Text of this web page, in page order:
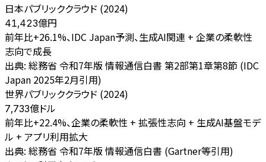
日本パブリッククラウド (2024)
41,423億円
前年比+26.1%、IDC Japan予測、生成AI関連 + 企業の柔軟性
志向で成長
出典: 総務省 令和7年版 情報通信白書 第2部第1章第8節 (IDC
Japan 2025年2月引用)
世界パブリッククラウド (2024)
7,733億ドル
前年比+22.4%、企業の柔軟性 + 拡張性志向 + 生成AI基盤モデ
ル + アプリ利用拡大
出典: 総務省 令和7年版 情報通信白書 (Gartner等引用)